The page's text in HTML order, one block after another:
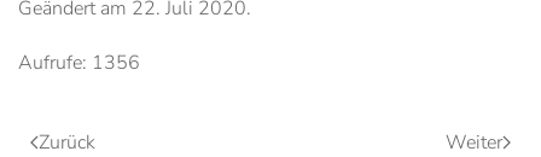
Geändert am 22. Juli 2020.
Aufrufe: 1356
Zurück Weiter